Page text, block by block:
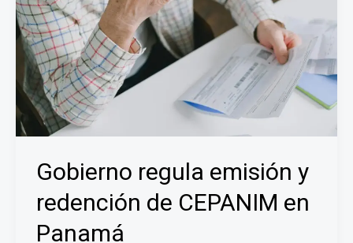
Cepanim
a
partir
del
15
de
junio
la
de
Panamá
Gobierno regula emisión y
redención de CEPANIM en
Panamá